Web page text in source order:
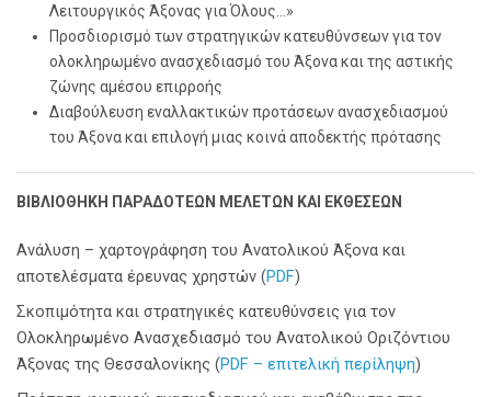
Λειτουργικός Άξονας για Όλους…»
Προσδιορισμό των στρατηγικών κατευθύνσεων για τον
ολοκληρωμένο ανασχεδιασμό του Άξονα και της αστικής
ζώνης αμέσου επιρροής
Διαβούλευση εναλλακτικών προτάσεων ανασχεδιασμού
του Άξονα και επιλογή μιας κοινά αποδεκτής πρότασης
ΒΙΒΛΙΟΘΗΚΗ ΠΑΡΑΔΟΤΕΩΝ ΜΕΛΕΤΩΝ ΚΑΙ ΕΚΘΕΣΕΩΝ
Ανάλυση – χαρτογράφηση του Ανατολικού Άξονα και
αποτελέσματα έρευνας χρηστών (PDF)
Σκοπιμότητα και στρατηγικές κατευθύνσεις για τον
Ολοκληρωμένο Ανασχεδιασμό του Ανατολικού Οριζόντιου
Άξονας της Θεσσαλονίκης (PDF – επιτελική περίληψη)